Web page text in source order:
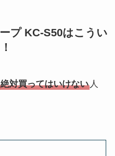
プ KC-S50はこうい
絶対買ってはいけない人